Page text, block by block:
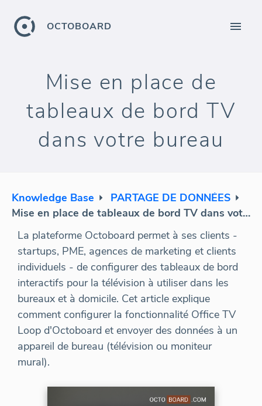
OCTOBOARD
Mise en place de
tableaux de bord TV
dans votre bureau
Knowledge Base
PARTAGE DE DONNÉES
Mise en place de tableaux de bord TV dans votre bureau
La plateforme Octoboard permet à ses clients -
startups, PME, agences de marketing et clients
individuels - de configurer des tableaux de bord
interactifs pour la télévision à utiliser dans les
bureaux et à domicile. Cet article explique
comment configurer la fonctionnalité Office TV
Loop d'Octoboard et envoyer des données à un
appareil de bureau (télévision ou moniteur
mural).